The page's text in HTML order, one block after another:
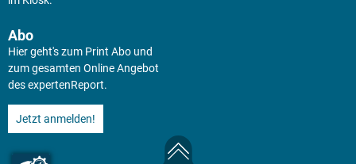
Abo
Hier geht's zum Print Abo und
zum gesamten Online Angebot
des expertenReport.
Jetzt anmelden!